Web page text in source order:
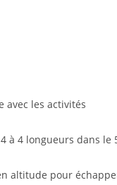
avec les activités
à 4 longueurs dans le
altitude pour